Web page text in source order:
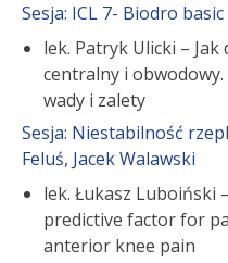
Sesja: ICL 7- Biodro
lek. Patryk Ulicki –
centralny i
wady i zalety
Sesja: Niestabilność
Feluś, Jacek Walawski
lek. Łukasz Luboiński
predictive factor for
anterior knee pain